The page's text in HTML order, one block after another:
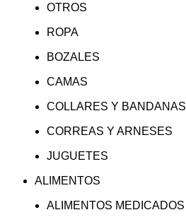
OTROS
ROPA
BOZALES
CAMAS
COLLARES Y BANDANAS
CORREAS Y ARNESES
JUGUETES
ALIMENTOS
ALIMENTOS MEDICADOS